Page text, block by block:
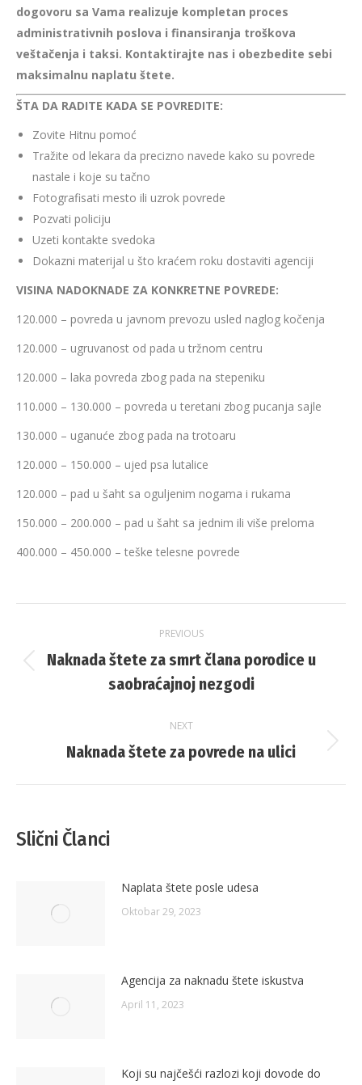
dogovoru sa Vama realizuje kompletan proces
administrativnih poslova i finansiranja troškova
veštačenja i taksi. Kontaktirajte nas i obezbedite sebi
maksimalnu naplatu štete.
ŠTA DA RADITE KADA SE POVREDITE:
Zovite Hitnu pomoć
Tražite od lekara da precizno navede kako su povrede
nastale i koje su tačno
Fotografisati mesto ili uzrok povrede
Pozvati policiju
Uzeti kontakte svedoka
Dokazni materijal u što kraćem roku dostaviti agenciji
VISINA NADOKNADE ZA KONKRETNE POVREDE:
120.000 – povreda u javnom prevozu usled naglog kočenja
120.000 – ugruvanost od pada u tržnom centru
120.000 – laka povreda zbog pada na stepeniku
110.000 – 130.000 – povreda u teretani zbog pucanja sajle
130.000 – uganuće zbog pada na trotoaru
120.000 – 150.000 – ujed psa lutalice
120.000 – pad u šaht sa oguljenim nogama i rukama
150.000 – 200.000 – pad u šaht sa jednim ili više preloma
400.000 – 450.000 – teške telesne povrede
navigation
PREVIOUS
Previous
post:
Naknada štete za smrt člana porodice u
saobraćajnoj nezgodi
NEXT
Next
Naknada štete za povrede na ulici
Slični Članci
Naplata štete posle udesa
Oktobar 29, 2023
Agencija za naknadu štete iskustva
April 11, 2023
Koji su najčešći razlozi koji dovode do